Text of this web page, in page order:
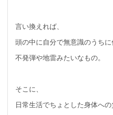
言い換えれば、
頭の中に自分で無意識のうちに
不発弾や地雷みたいなもの。
そこに、
日常生活でちょとした身体への